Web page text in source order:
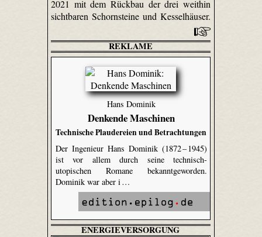
2021 mit dem Rückbau der drei weithin
sichtbaren Schornsteine und Kesselhäuser.
REKLAME
Hans Dominik
Denkende Maschinen
Technische Plaudereien und Betrachtungen
Der Ingenieur Hans Dominik (1872 – 1945)
ist vor allem durch seine technisch-
utopischen Romane bekanntgeworden.
Dominik war aber i …
ENERGIEVERSORGUNG